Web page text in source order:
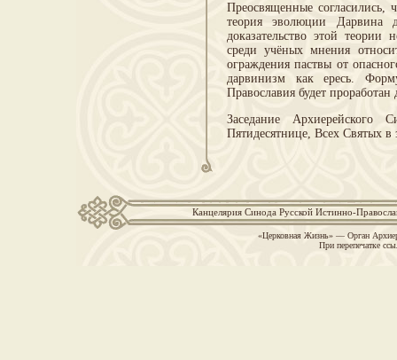
Преосвященные согласились,
теория эволюции Дарвина
доказательство этой
среди учёных мнения
ограждения паствы от
дарвинизм как ересь.
Православия будет
Заседание
Пятидесятнице, Всех Святых
Канцелярия Синода Русской Истинно-
«Церковная Жизнь» — Орган
При перепечатке